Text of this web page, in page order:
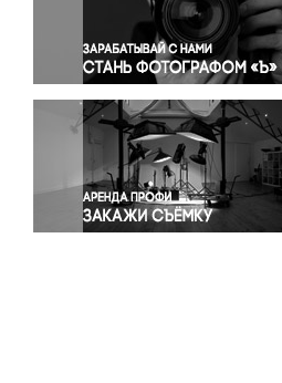
Правосудие
Происшествия и конфликты
Религия
Светская жизнь
Спорт
Экология
Экономика и бизнес